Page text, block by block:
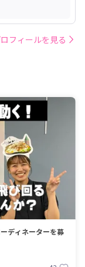
フィールを見る
ディネーターを募